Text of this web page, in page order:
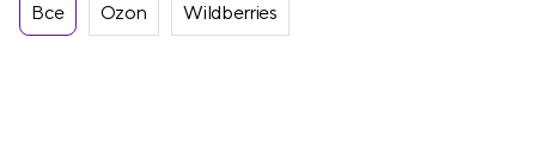
Все Ozon Wildberries